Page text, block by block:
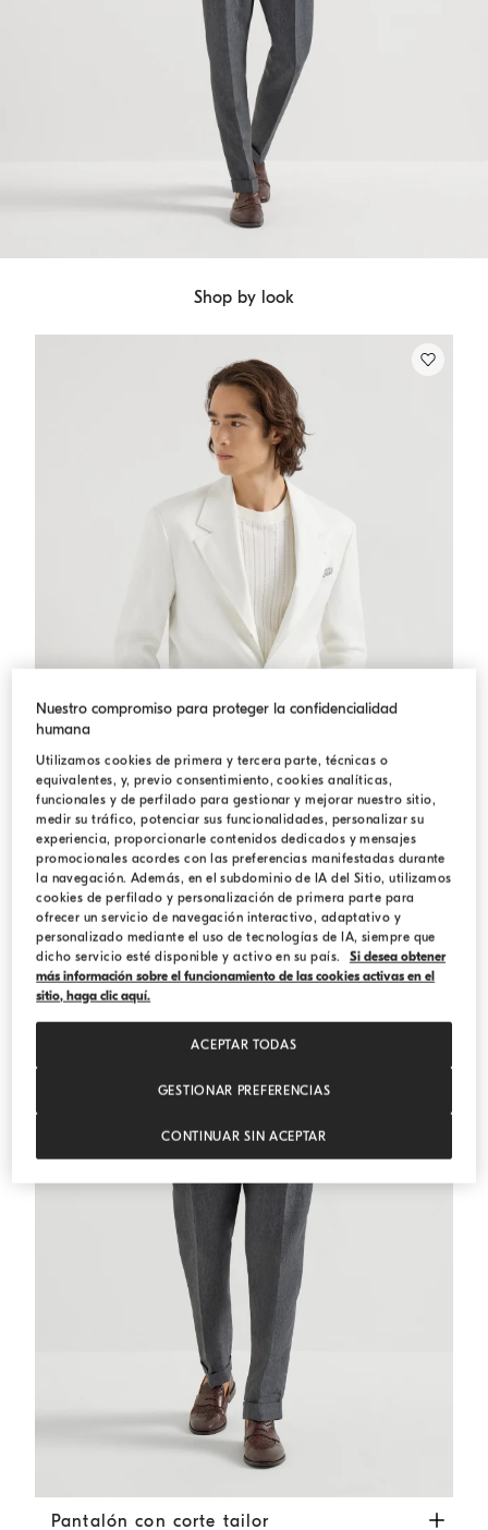
Shop by look
Blazer de gabardina Panamá
Blazer de gabardina
$ 5.250,00
Pantalón con corte tailor Antracita
Pantalón con corte tailor
Nuestro compromiso para proteger la confidencialidad
humana
Utilizamos cookies de primera y tercera parte, técnicas o
equivalentes, y, previo consentimiento, cookies analíticas,
funcionales y de perfilado para gestionar y mejorar nuestro sitio,
medir su tráfico, potenciar sus funcionalidades, personalizar su
experiencia, proporcionarle contenidos dedicados y mensajes
promocionales acordes con las preferencias manifestadas durante
la navegación. Además, en el subdominio de IA del Sitio, utilizamos
cookies de perfilado y personalización de primera parte para
ofrecer un servicio de navegación interactivo, adaptativo y
personalizado mediante el uso de tecnologías de IA, siempre que
dicho servicio esté disponible y activo en su país.
Si desea obtener
más información sobre el funcionamiento de las cookies activas en el
sitio, haga clic aquí.
GESTIONAR PREFERENCIAS
CONTINUAR SIN ACEPTAR
ACEPTAR TODAS